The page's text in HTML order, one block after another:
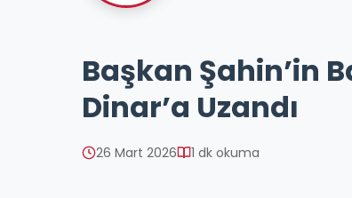
Başkan Şahin’in
Dinar’a Uzandı
26 Mart 2026 1 dk okuma